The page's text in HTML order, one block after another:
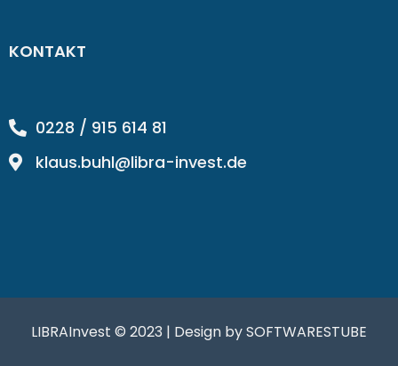
KONTAKT
0228 / 915 614 81
klaus.buhl@libra-invest.de
LIBRAInvest © 2023 | Design by SOFTWARESTUBE